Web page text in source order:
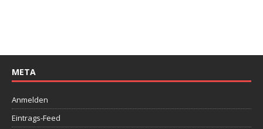
META
Anmelden
Eintrags-Feed